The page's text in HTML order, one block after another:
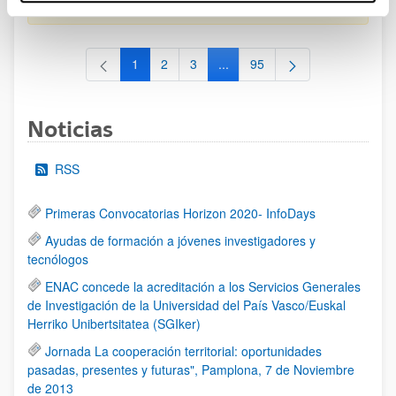
al 30/07/2026 (ambos incluídos)
Página
1 Página
2 Página
3 ...Páginas intermedias Use TAB
Página
95
Noticias
RSS
Primeras Convocatorias Horizon 2020- InfoDays
Ayudas de formación a jóvenes investigadores y
tecnólogos
ENAC concede la acreditación a los Servicios Generales
de Investigación de la Universidad del País Vasco/Euskal
Herriko Unibertsitatea (SGIker)
Jornada La cooperación territorial: oportunidades
pasadas, presentes y futuras", Pamplona, 7 de Noviembre
de 2013